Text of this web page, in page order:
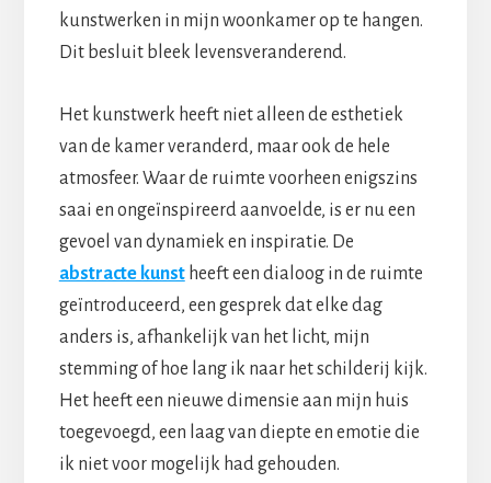
kunstwerken in mijn woonkamer op te hangen.
Dit besluit bleek levensveranderend.
Het kunstwerk heeft niet alleen de esthetiek
van de kamer veranderd, maar ook de hele
atmosfeer. Waar de ruimte voorheen enigszins
saai en ongeïnspireerd aanvoelde, is er nu een
gevoel van dynamiek en inspiratie. De
abstracte kunstheeft een dialoog in de ruimte
geïntroduceerd, een gesprek dat elke dag
anders is, afhankelijk van het licht, mijn
stemming of hoe lang ik naar het schilderij kijk.
Het heeft een nieuwe dimensie aan mijn huis
toegevoegd, een laag van diepte en emotie die
ik niet voor mogelijk had gehouden.